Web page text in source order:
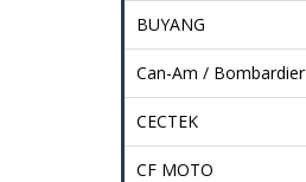
BUYANG
Can-Am / Bombardier
CECTEK
CF MOTO